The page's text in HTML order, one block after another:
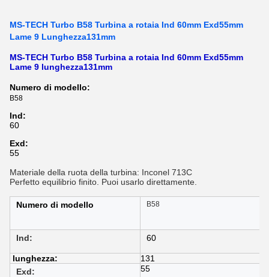
MS-TECH Turbo B58 Turbina a rotaia Ind 60mm Exd55mm
Lame 9 Lunghezza131mm
MS-TECH Turbo B58 Turbina a rotaia Ind 60mm Exd55mm
Lame 9 lunghezza131mm
Numero di modello:
B58
Ind:
60
Exd:
55
Materiale della ruota della turbina: Inconel 713C
Perfetto equilibrio finito. Puoi usarlo direttamente.
Numero di modello B58
Ind: 60
lunghezza:
131
Exd:
55